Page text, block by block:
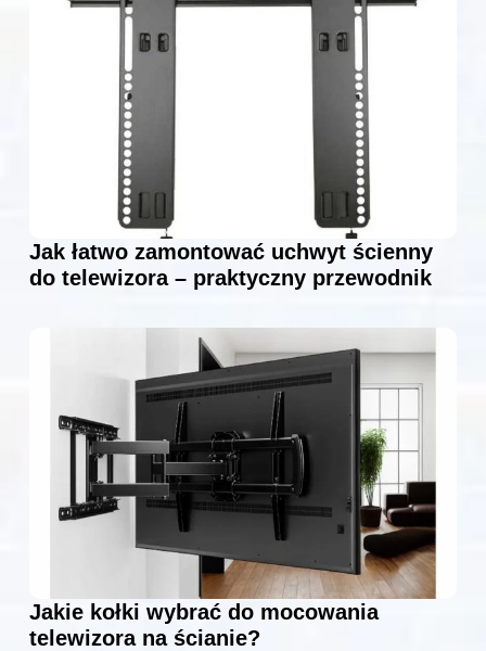
Jak łatwo zamontować uchwyt ścienny
do telewizora – praktyczny przewodnik
Jakie kołki wybrać do mocowania
telewizora na ścianie?